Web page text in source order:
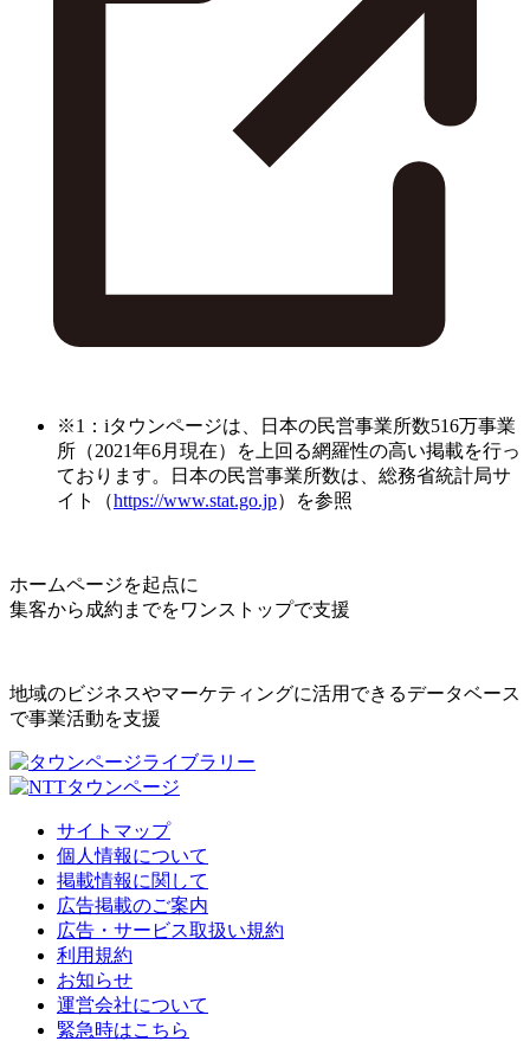
※1：iタウンページは、日本の民営事業所数516万事業
所（2021年6月現在）を上回る網羅性の高い掲載を行っ
ております。日本の民営事業所数は、総務省統計局サ
イト（https://www.stat.go.jp）を参照
ホームページを起点に
集客から成約までをワンストップで支援
地域のビジネスやマーケティングに活用できるデータベース
で事業活動を支援
サイトマップ
個人情報について
掲載情報に関して
広告掲載のご案内
広告・サービス取扱い規約
利用規約
お知らせ
運営会社について
緊急時はこちら